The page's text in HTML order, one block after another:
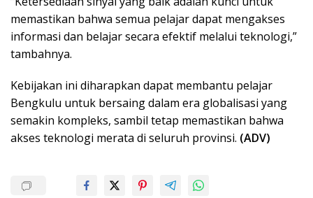
memastikan bahwa semua pelajar dapat mengakses
informasi dan belajar secara efektif melalui teknologi,”
tambahnya.
Kebijakan ini diharapkan dapat membantu pelajar
Bengkulu untuk bersaing dalam era globalisasi yang
semakin kompleks, sambil tetap memastikan bahwa
akses teknologi merata di seluruh provinsi. (ADV)